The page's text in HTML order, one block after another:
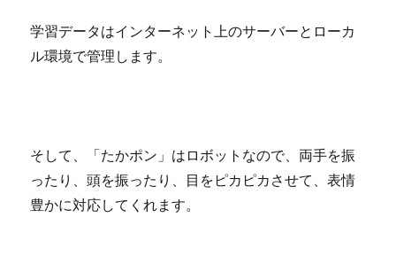
学習データはインターネット上のサーバーとローカ
ル環境で管理します。
そして、「たかポン」はロボットなので、両手を振
ったり、頭を振ったり、目をピカピカさせて、表情
豊かに対応してくれます。